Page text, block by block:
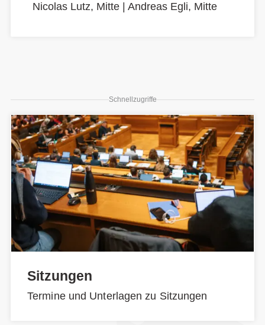
Nicolas Lutz, Mitte Andreas Egli, Mitte
Schnellzugriffe
Sitzungen
Termine und Unterlagen zu Sitzungen